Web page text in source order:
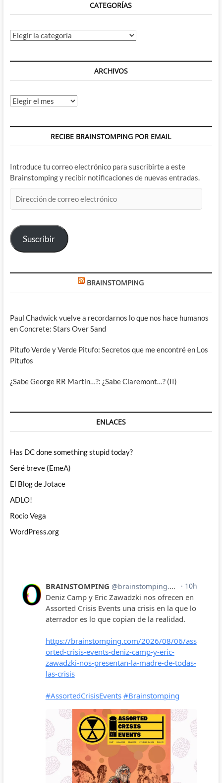
CATEGORÍAS
Categorías
ARCHIVOS
Archivos
RECIBE BRAINSTOMPING POR EMAIL
Introduce tu correo electrónico para suscribirte a este
Brainstomping y recibir notificaciones de nuevas entradas.
de
electrónico
Suscribir
BRAINSTOMPING
Paul Chadwick vuelve a recordarnos lo que nos hace humanos
en Concrete: Stars Over Sand
Pitufo Verde y Verde Pitufo: Secretos que me encontré en Los
Pitufos
¿Sabe George RR Martin…?: ¿Sabe Claremont…? (II)
ENLACES
Has DC done something stupid today?
Seré breve (EmeA)
El Blog de Jotace
ADLO!
Rocío Vega
WordPress.org